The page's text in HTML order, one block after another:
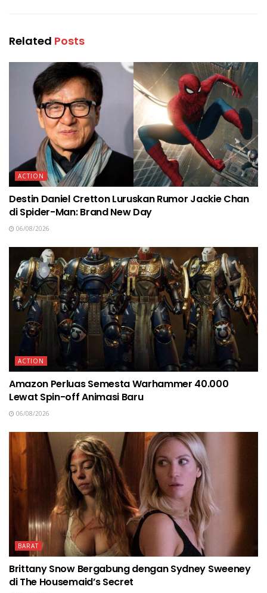
Related Posts
ACTION
Destin Daniel Cretton Luruskan Rumor Jackie Chan
di Spider-Man: Brand New Day
06/08/2026
ACTION
Amazon Perluas Semesta Warhammer 40.000
Lewat Spin-off Animasi Baru
06/08/2026
BARAT
Brittany Snow Bergabung dengan Sydney Sweeney
di The Housemaid’s Secret